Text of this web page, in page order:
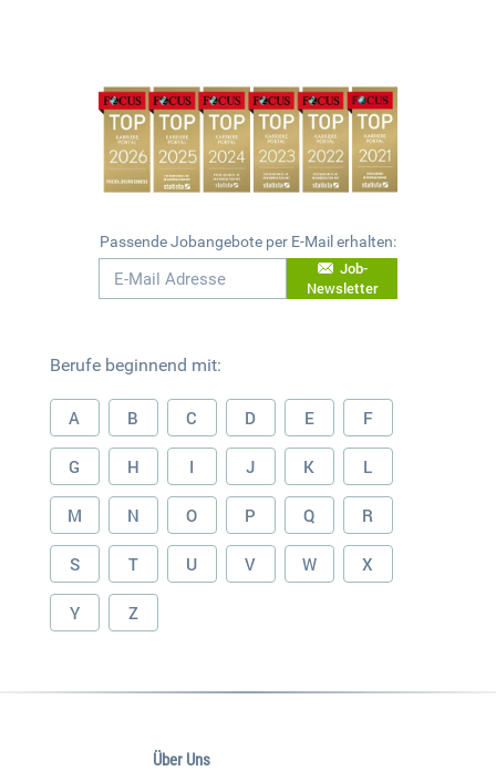
Passende Jobangebote per E-Mail erhalten:
Job-
Newsletter
Berufe beginnend mit:
A B C D E F
G H I J K L
M N O P Q R
S T U V W X
Y Z
Über Uns